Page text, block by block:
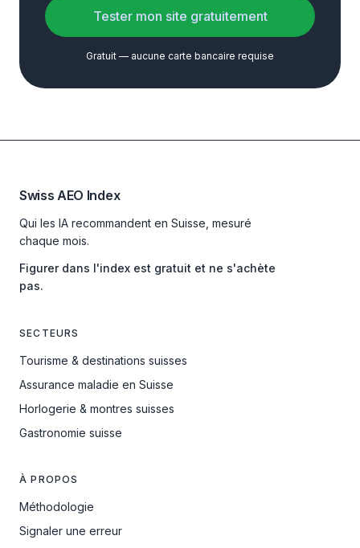
Tester mon site gratuitement
Gratuit — aucune carte bancaire requise
Swiss AEO Index
Qui les IA recommandent en Suisse, mesuré
chaque mois.
Figurer dans l'index est gratuit et ne s'achète
pas.
SECTEURS
Tourisme & destinations suisses
Assurance maladie en Suisse
Horlogerie & montres suisses
Gastronomie suisse
À PROPOS
Méthodologie
Signaler une erreur